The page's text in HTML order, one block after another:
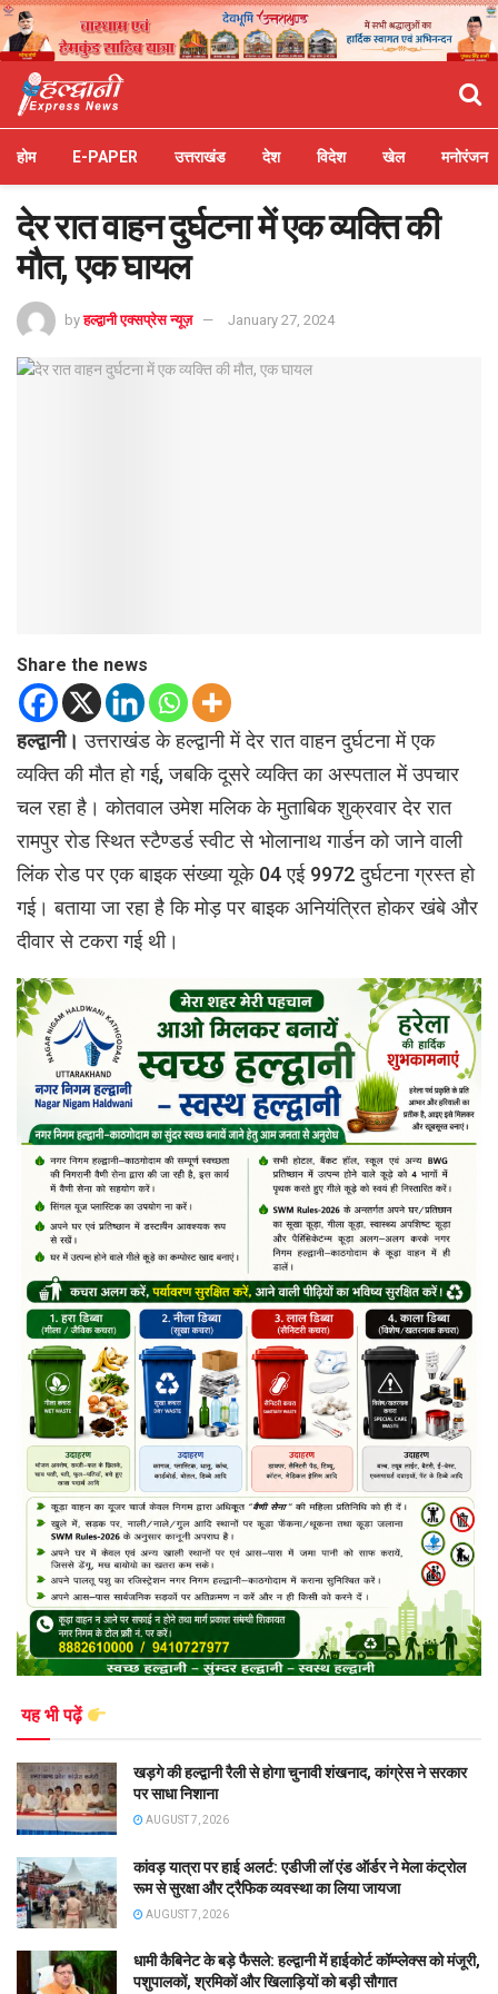
होम E-PAPER उत्तराखंड देश विदेश खेल मनोरंजन
देर रात वाहन दुर्घटना में एक व्यक्ति की
मौत, एक घायल
by हल्द्वानी एक्सप्रेस न्यूज़ January 27, 2024
Share the news
हल्द्वानी। उत्तराखंड के हल्द्वानी में देर रात वाहन दुर्घटना में एक
व्यक्ति की मौत हो गई, जबकि दूसरे व्यक्ति का अस्पताल में उपचार
चल रहा है। कोतवाल उमेश मलिक के मुताबिक शुक्रवार देर रात
रामपुर रोड स्थित स्टैण्डर्ड स्वीट से भोलानाथ गार्डन को जाने वाली
लिंक रोड पर एक बाइक संख्या यूके 04 एई 9972 दुर्घटना ग्रस्त हो
गई। बताया जा रहा है कि मोड़ पर बाइक अनियंत्रित होकर खंबे और
दीवार से टकरा गई थी।
यह भी पढ़ें
खड़गे की हल्द्वानी रैली से होगा चुनावी शंखनाद, कांग्रेस ने सरकार
पर साधा निशाना
AUGUST 7, 2026
कांवड़ यात्रा पर हाई अलर्ट: एडीजी लॉ एंड ऑर्डर ने मेला कंट्रोल
रूम से सुरक्षा और ट्रैफिक व्यवस्था का लिया जायजा
AUGUST 7, 2026
धामी कैबिनेट के बड़े फैसले: हल्द्वानी में हाईकोर्ट कॉम्प्लेक्स को मंजूरी,
पशुपालकों, श्रमिकों और खिलाड़ियों को बड़ी सौगात